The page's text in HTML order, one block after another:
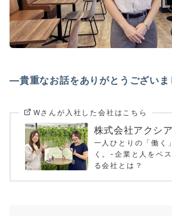
―貴重なお話をありがとうございま
Wさんが入社した会社はこちら
株式会社アクシ
一人ひとりの「働く
く。-企業と人をベ
る会社とは？